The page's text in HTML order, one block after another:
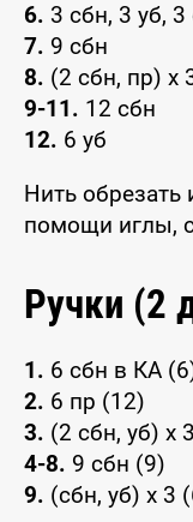
6. 3 сбн, 3 уб,
7. 9 сбн
8. (2 сбн, пр) x
9-11. 12 сбн
12. 6 уб
Нить обрезать
помощи иглы,
Ручки (2
1. 6 сбн в КА
2. 6 пр (12)
3. (2 сбн, уб) x
4-8. 9 сбн (9)
9. (сбн, уб) x 3